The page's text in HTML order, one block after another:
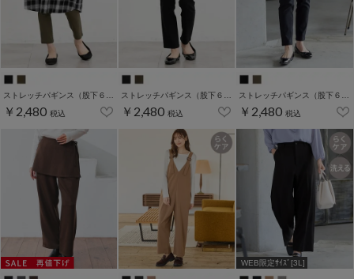
ストレッチパギンス（股下６３ｃｍ）
￥2,480 税込
ストレッチパギンス（股下６６ｃｍ）
￥2,480 税込
ストレッチパギンス（股下６９ｃｍ）
￥2,480 税込
WEB限定ｻｲｽﾞ[3L]